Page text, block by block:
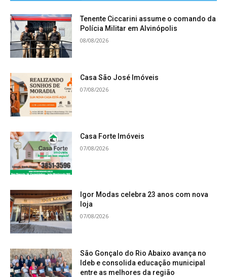
Tenente Ciccarini assume o comando da
Polícia Militar em Alvinópolis
08/08/2026
Casa São José Imóveis
07/08/2026
Casa Forte Imóveis
07/08/2026
Igor Modas celebra 23 anos com nova
loja
07/08/2026
São Gonçalo do Rio Abaixo avança no
Ideb e consolida educação municipal
entre as melhores da região